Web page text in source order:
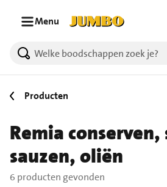
Menu
6 producten gevonden.
Producten
Remia conserven,
sauzen, oliën
6 producten gevonden